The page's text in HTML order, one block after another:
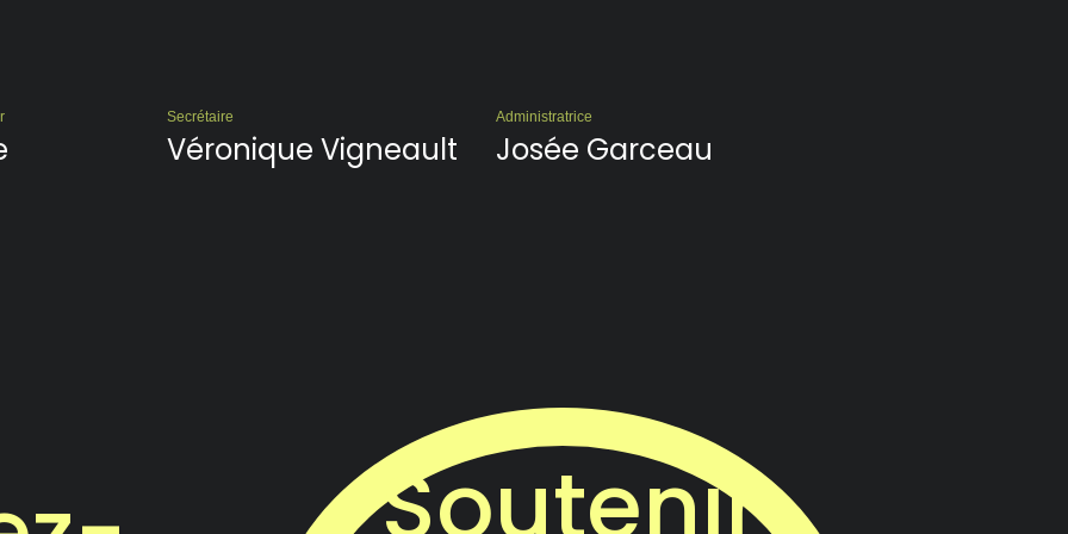
Secrétaire
Véronique Vigneault
Administratrice
Josée Garceau
Soutenir